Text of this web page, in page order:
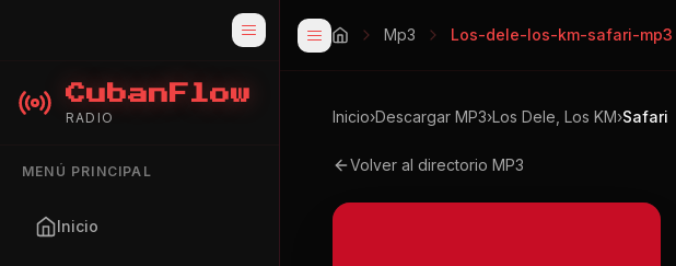
CubanFlow
RADIO
MENÚ PRINCIPAL
Inicio
Mp3 Los-dele-los-km-safari-mp3
Inicio›Descargar MP3›Los Dele, Los KM›Safari
Volver al directorio MP3